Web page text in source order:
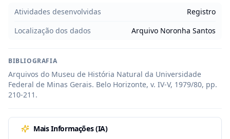
Atividades desenvolvidas
Registro
Localização dos dados
Arquivo Noronha Santos
BIBLIOGRAFIA
Arquivos do Museu de História Natural da Universidade
Federal de Minas Gerais. Belo Horizonte, v. IV-V, 1979/80, pp.
210-211.
Mais Informações (IA)